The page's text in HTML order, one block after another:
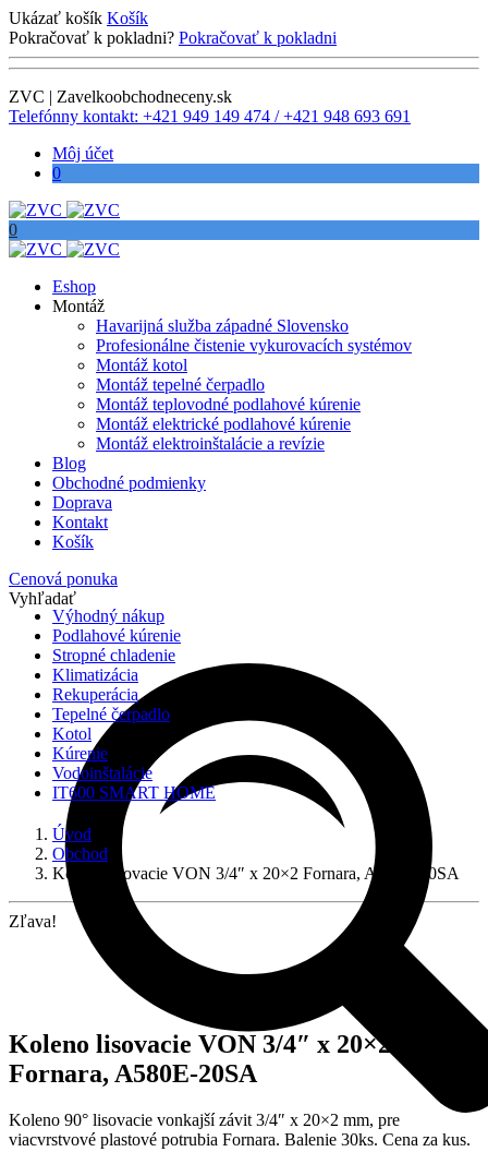
Ukázať košík Košík
Pokračovať k pokladni? Pokračovať k pokladni
ZVC | Zavelkoobchodneceny.sk
Telefónny kontakt: +421 949 149 474 / +421 948 693 691
Môj účet
0
0
Eshop
Montáž
Havarijná služba západné Slovensko
Profesionálne čistenie vykurovacích systémov
Montáž kotol
Montáž tepelné čerpadlo
Montáž teplovodné podlahové kúrenie
Montáž elektrické podlahové kúrenie
Montáž elektroinštalácie a revízie
Blog
Obchodné podmienky
Doprava
Kontakt
Košík
Cenová ponuka
Vyhľadať
Výhodný nákup
Podlahové kúrenie
Stropné chladenie
Klimatizácia
Rekuperácia
Tepelné čerpadlo
Kotol
Kúrenie
Vodoinštalácie
IT600 SMART HOME
Úvod
Obchod
Koleno lisovacie VON 3/4″ x 20×2 Fornara, A580E-20SA
Zľava!
Koleno lisovacie VON 3/4″ x 20×2
Fornara, A580E-20SA
Koleno 90° lisovacie vonkajší závit 3/4″ x 20×2 mm, pre
viacvrstvové plastové potrubia Fornara. Balenie 30ks. Cena za kus.